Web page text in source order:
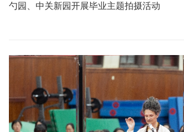
勺园、中关新园开展毕业主题拍摄活动